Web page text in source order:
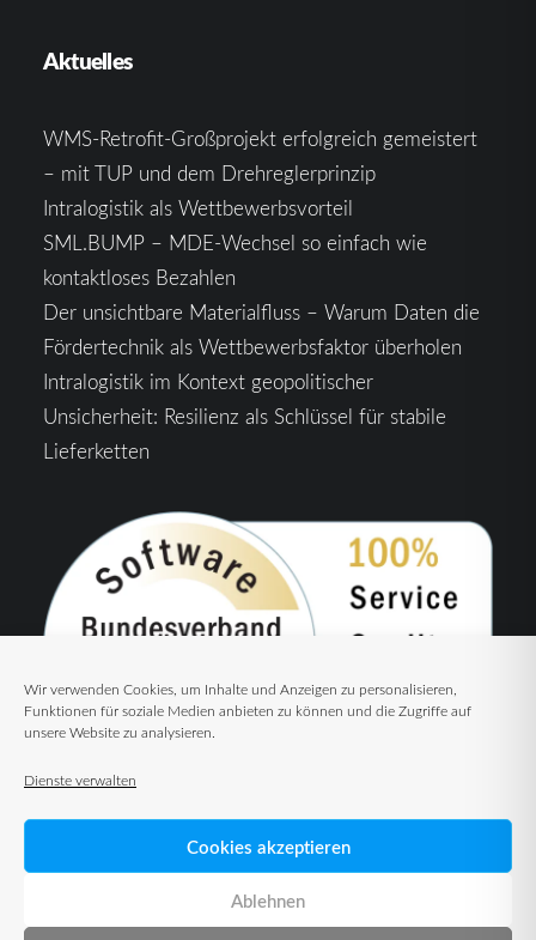
Wir verwenden Cookies, um Inhalte und Anzeigen zu personalisieren,
Funktionen für soziale Medien anbieten zu können und die Zugriffe auf
unsere Website zu analysieren.
Dienste verwalten
Cookies akzeptieren
Ablehnen
Aktuelles
WMS-Retrofit-Großprojekt erfolgreich gemeistert
– mit TUP und dem Drehreglerprinzip
Intralogistik als Wettbewerbsvorteil
SML.BUMP – MDE-Wechsel so einfach wie
kontaktloses Bezahlen
Der unsichtbare Materialfluss – Warum Daten die
Fördertechnik als Wettbewerbsfaktor überholen
Intralogistik im Kontext geopolitischer
Unsicherheit: Resilienz als Schlüssel für stabile
Lieferketten